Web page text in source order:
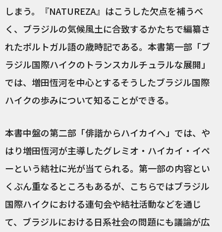
しまう。『NATUREZA』はこうした欠点を補うべ
く、ブラジルの気候風土に合致するかたちで編纂さ
れたポルトガル語の歳時記である。本書第一部「ブ
ラジル国際ハイクのトランスカルチュラルな展開」
では、増田恆河を中心とするそうしたブラジル国際
ハイクの歩みについて知ることができる。
本書中盤の第二部「俳諧からハイカイへ」では、や
はり増田恆河が主導したグレミオ・ハイカイ・イペ
ーという結社に光が当てられる。第一部の内容とい
くぶん重なるところもあるが、こちらではブラジル
国際ハイクにおける連句会や結社活動などを通じ
て、ブラジルにおける日系社会の問題にも議論が広